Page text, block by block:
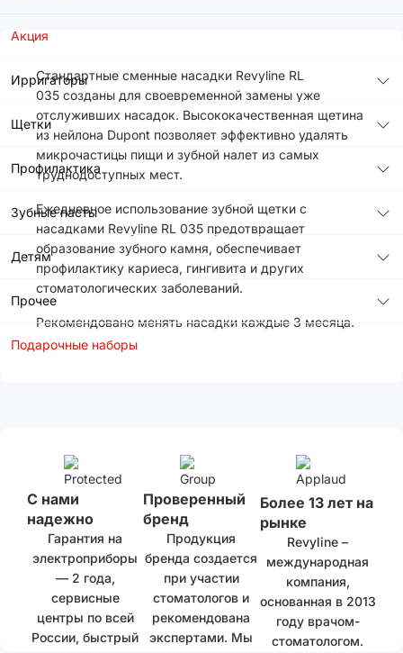
Акция
Ирригаторы
Щетки
Профилактика
Зубные пасты
Детям
Прочее
Подарочные наборы
Стандартные сменные насадки Revyline RL
035 созданы для своевременной замены уже
отслуживших насадок. Высококачественная щетина
из нейлона Dupont позволяет эффективно удалять
микрочастицы пищи и зубной налет из самых
труднодоступных мест.
Ежедневное использование зубной щетки с
насадками Revyline RL 035 предотвращает
образование зубного камня, обеспечивает
профилактику кариеса, гингивита и других
стоматологических заболеваний.
Рекомендовано менять насадки каждые 3 месяца.
С нами
надежно
Гарантия на
электроприборы
— 2 года,
сервисные
центры по всей
России, быстрый
Проверенный
бренд
Продукция
бренда создается
при участии
стоматологов и
рекомендована
экспертами. Мы
Более 13 лет на
рынке
Revyline –
международная
компания,
основанная в 2013
году врачом-
стоматологом.